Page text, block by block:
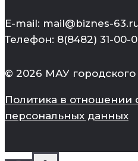
E-mail: mail@biznes-
Телефон: 8(8482) 31-00-
© 2026 МАУ городского
Политика в отношении
персональных данных